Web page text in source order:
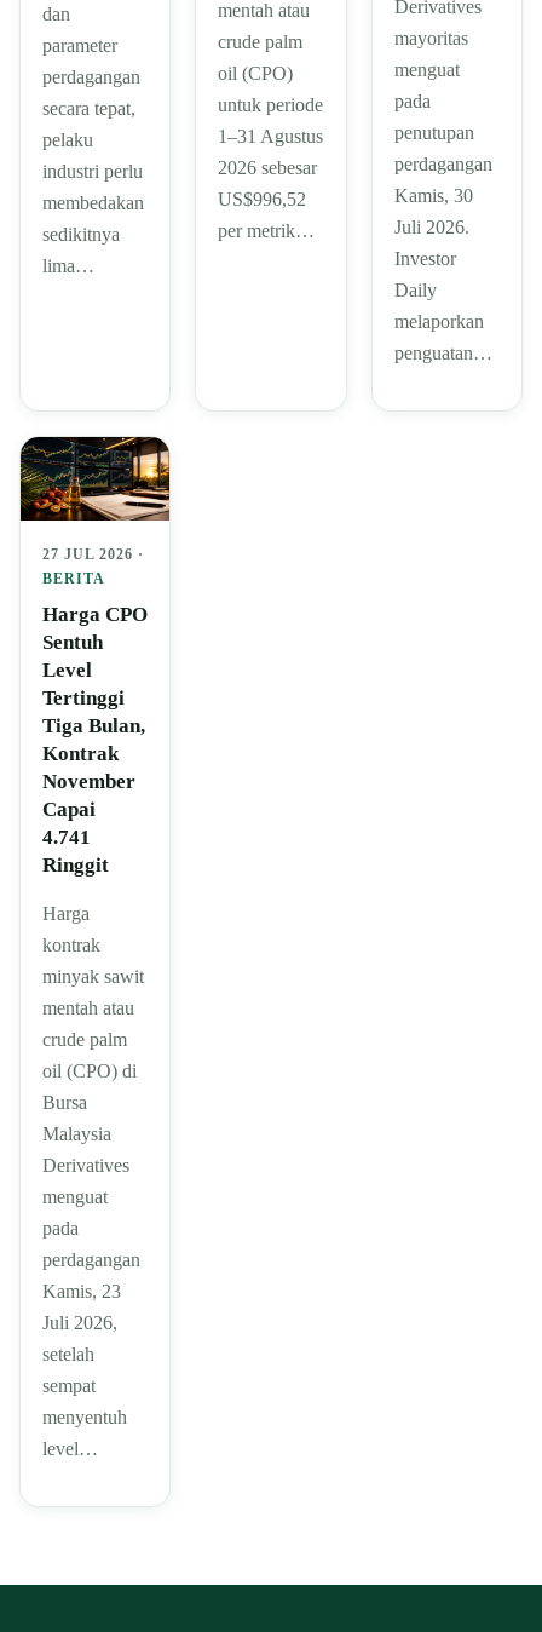
dan
parameter
perdagangan
secara tepat,
pelaku
industri perlu
membedakan
sedikitnya
lima…
mentah atau
crude palm
oil (CPO)
untuk periode
1–31 Agustus
2026 sebesar
US$996,52
per metrik…
Derivatives
mayoritas
menguat
pada
penutupan
perdagangan
Kamis, 30
Juli 2026.
Investor
Daily
melaporkan
penguatan…
27 JUL 2026 ·
BERITA
Harga CPO
Sentuh
Level
Tertinggi
Tiga Bulan,
Kontrak
November
Capai
4.741
Ringgit
Harga
kontrak
minyak sawit
mentah atau
crude palm
oil (CPO) di
Bursa
Malaysia
Derivatives
menguat
pada
perdagangan
Kamis, 23
Juli 2026,
setelah
sempat
menyentuh
level…